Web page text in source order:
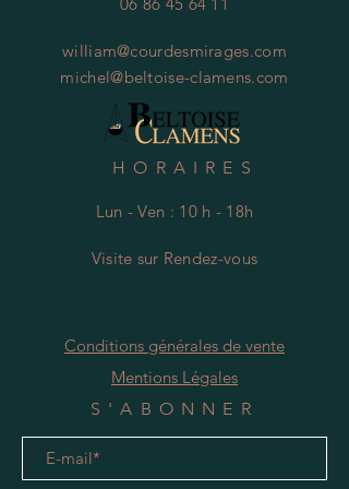
william@courdesmirages.com
michel@beltoise-clamens.com
HORAIRES
Lun - Ven : 10 h - 18h
Visite sur Rendez-vous
Conditions générales de vente
Mentions Légales
S'ABONNER